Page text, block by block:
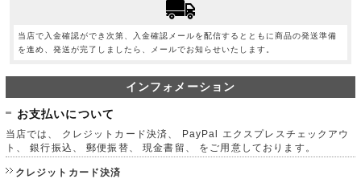
当店で入金確認ができ次第、入金確認メールを配信するとともに商品の発送準備
を進め、発送が完了しましたら、メールでお知らせいたします。
インフォメーション
お支払いについて
当店では、 クレジットカード決済、 PayPal エクスプレスチェックアウ
ト、 銀行振込、 郵便振替、 現金書留、 をご用意しております。
クレジットカード決済